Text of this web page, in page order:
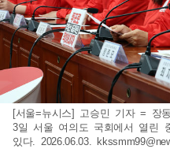
[서울=뉴시스] 고승민 기자 = 장
3일 서울 여의도 국회에서 열린
있다. 2026.06.03.